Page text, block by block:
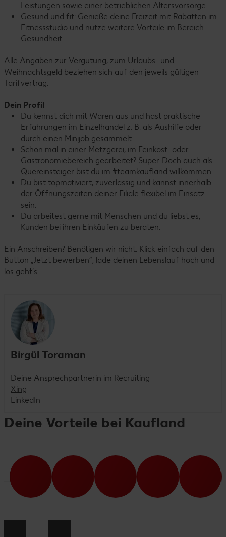
Leistungen sowie einer betrieblichen Altersvorsorge.
Gesund und fit: Genieße deine Freizeit mit Rabatten im
Fitnessstudio und nutze weitere Vorteile im Bereich
Gesundheit.
Alle Angaben zur Vergütung, zum Urlaubs- und
Weihnachtsgeld beziehen sich auf den jeweils gültigen
Tarifvertrag.
Dein Profil
Du kennst dich mit Waren aus und hast praktische
Erfahrungen im Einzelhandel z. B. als Aushilfe oder
durch einen Minijob gesammelt.
Schon mal in einer Metzgerei, im Feinkost- oder
Gastronomiebereich gearbeitet? Super. Doch auch als
Quereinsteiger bist du im #teamkaufland willkommen.
Du bist topmotiviert, zuverlässig und kannst innerhalb
der Öffnungszeiten deiner Filiale flexibel im Einsatz
sein.
Du arbeitest gerne mit Menschen und du liebst es,
Kunden bei ihren Einkäufen zu beraten.
Ein Anschreiben? Benötigen wir nicht. Klick einfach auf den
Button „Jetzt bewerben“, lade deinen Lebenslauf hoch und
los geht’s.
Birgül Toraman
Deine Ansprechpartnerin im Recruiting
Xing
LinkedIn
Deine Vorteile bei Kaufland